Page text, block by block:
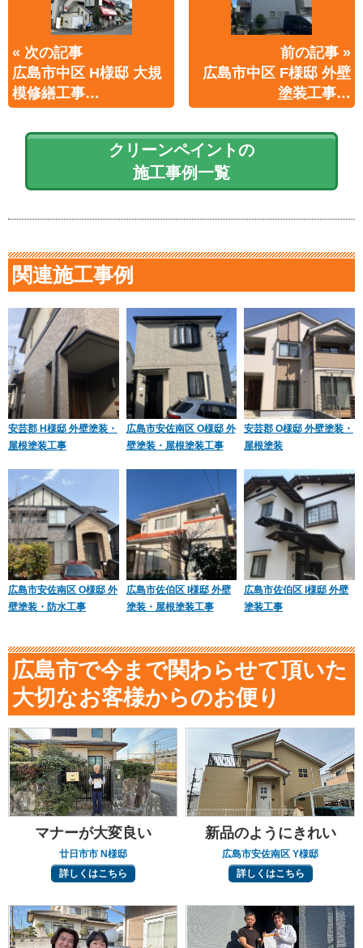
« 次の記事
広島市中区 H様邸 大規
模修繕工事…
前の記事 »
広島市中区 F様邸 外壁
塗装工事…
クリーンペイントの
施工事例一覧
関連施工事例
安芸郡 H様邸 外壁塗装・
屋根塗装工事
広島市安佐南区 O様邸 外
壁塗装・屋根塗装工事
安芸郡 O様邸 外壁塗装・
屋根塗装
広島市安佐南区 O様邸 外
壁塗装・防水工事
広島市佐伯区 I様邸 外壁
塗装・屋根塗装工事
広島市佐伯区 I様邸 外壁
塗装工事
広島市で今まで関わらせて頂いた
大切なお客様からのお便り
マナーが大変良い
廿日市市 N様邸
詳しくはこちら
新品のようにきれい
広島市安佐南区 Y様邸
詳しくはこちら